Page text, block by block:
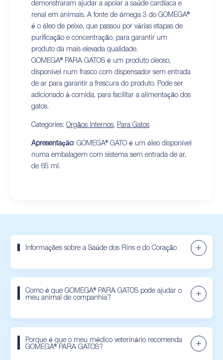
demonstraram ajudar a apoiar a saúde cardíaca e
renal em animais. A fonte de ómega 3 do GOMEGA®
é o óleo de peixe, que passou por várias etapas de
purificação e concentração, para garantir um
produto da mais elevada qualidade.
GOMEGA® PARA GATOS é um produto oleoso,
disponível num frasco com dispensador sem entrada
de ar para garantir a frescura do produto. Pode ser
adicionado à comida, para facilitar a alimentação dos
gatos.
Categories: Orgãos Internos, Para Gatos
Apresentação: GOMEGA® GATO é um óleo disponível
numa embalagem com sistema sem entrada de ar,
de 65 ml.
Informações sobre a Saúde dos Rins e do Coração
Como é que GOMEGA® PARA GATOS pode ajudar o
meu animal de companhia?
Porque é que o meu médico veterinário recomenda
GOMEGA® PARA GATOS?